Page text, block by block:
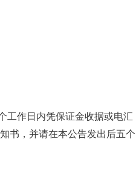
工作日内凭保证金收据或电汇
书，并请在本公告发出后五个